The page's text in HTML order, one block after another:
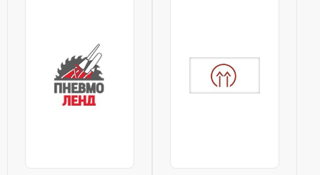
воздуходувки,
компрессоры и
центробежные
насосы....
заказчиками...